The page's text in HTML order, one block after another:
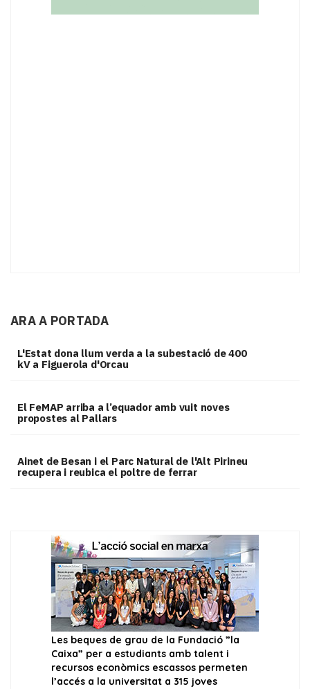
ARA A PORTADA
L'Estat dona llum verda a la subestació de 400
kV a Figuerola d'Orcau
El FeMAP arriba a l’equador amb vuit noves
propostes al Pallars
Ainet de Besan i el Parc Natural de l'Alt Pirineu
recupera i reubica el poltre de ferrar